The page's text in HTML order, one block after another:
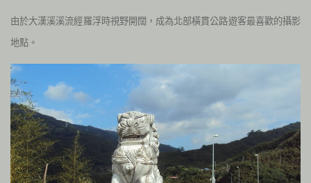
由於大漢溪溪流經羅浮時視野開闊，成為北部橫貫公路遊客最喜歡的攝影
地點。